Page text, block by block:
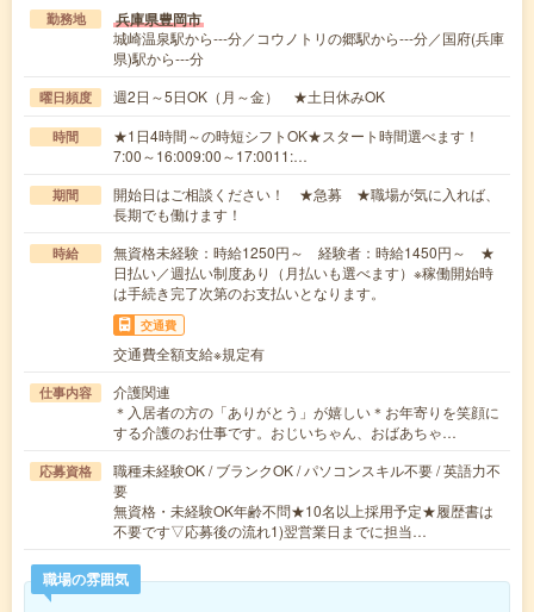
勤務地 兵庫県豊岡市
城崎温泉駅から---分／コウノトリの郷駅から---分／国府(兵庫
県)駅から---分
曜日頻度 週2日～5日OK（月～金） ★土日休みOK
時間
★1日4時間～の時短シフトOK★スタート時間選べます！
7:00～16:009:00～17:0011:…
期間
開始日はご相談ください！ ★急募 ★職場が気に入れば、
長期でも働けます！
時給
無資格未経験：時給1250円～ 経験者：時給1450円～ ★
日払い／週払い制度あり（月払いも選べます）※稼働開始時
は手続き完了次第のお支払いとなります。
交通費
交通費全額支給※規定有
仕事内容
介護関連
＊入居者の方の「ありがとう」が嬉しい＊お年寄りを笑顔に
する介護のお仕事です。おじいちゃん、おばあちゃ…
応募資格
職種未経験OK / ブランクOK / パソコンスキル不要 / 英語力不
要
無資格・未経験OK年齢不問★10名以上採用予定★履歴書は
不要です▽応募後の流れ1)翌営業日までに担当…
職場の雰囲気